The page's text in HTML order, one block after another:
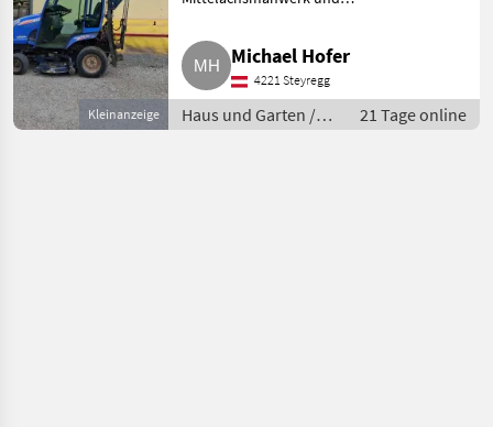
Kleinanzeige
Beleuchtung. Service und
Batterie neu. Haus und Garten
Rasentraktor
Michael Hofer
4221 Steyregg
Haus und Garten /
Rasentraktor
21 Tage online